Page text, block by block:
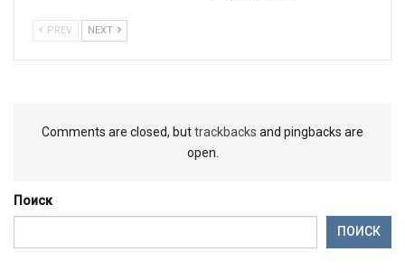
PREV NEXT
Comments are closed, buttrackbacks and pingbacks are
open.
Поиск
ПОИСК